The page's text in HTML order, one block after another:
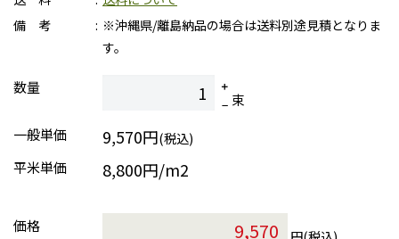
備 考
※沖縄県/離島納品の場合は送料別途見積となりま
す。
数量
束
一般単価
9,570円(税込)
平米単価
8,800円/m2
価格